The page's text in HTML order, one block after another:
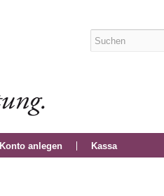
Konto anlegen Kassa